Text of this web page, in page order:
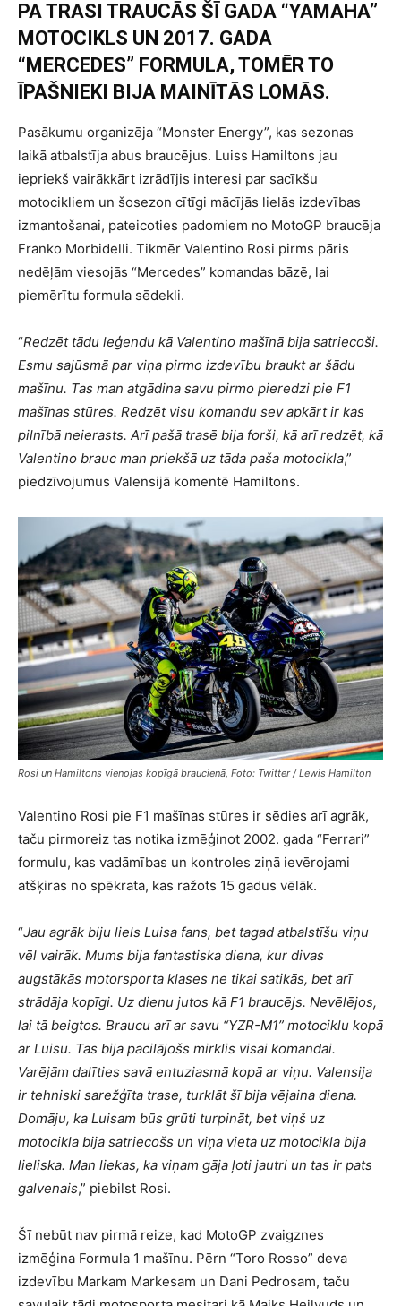
PA TRASI TRAUCĀS ŠĪ GADA “YAMAHA”
MOTOCIKLS UN 2017. GADA
“MERCEDES” FORMULA, TOMĒR TO
ĪPAŠNIEKI BIJA MAINĪTĀS LOMĀS.
Pasākumu organizēja “Monster Energy”, kas sezonas
laikā atbalstīja abus braucējus. Luiss Hamiltons jau
iepriekš vairākkārt izrādījis interesi par sacīkšu
motocikliem un šosezon cītīgi mācījās lielās izdevības
izmantošanai, pateicoties padomiem no MotoGP braucēja
Franko Morbidelli. Tikmēr Valentino Rosi pirms pāris
nedēļām viesojās “Mercedes” komandas bāzē, lai
piemērītu formula sēdekli.
“Redzēt tādu leģendu kā Valentino mašīnā bija satriecoši.
Esmu sajūsmā par viņa pirmo izdevību braukt ar šādu
mašīnu. Tas man atgādina savu pirmo pieredzi pie F1
mašīnas stūres. Redzēt visu komandu sev apkārt ir kas
pilnībā neierasts. Arī pašā trasē bija forši, kā arī redzēt, kā
Valentino brauc man priekšā uz tāda paša motocikla,”
piedzīvojumus Valensijā komentē Hamiltons.
Rosi un Hamiltons vienojas kopīgā braucienā, Foto: Twitter / Lewis Hamilton
Valentino Rosi pie F1 mašīnas stūres ir sēdies arī agrāk,
taču pirmoreiz tas notika izmēģinot 2002. gada “Ferrari”
formulu, kas vadāmības un kontroles ziņā ievērojami
atšķiras no spēkrata, kas ražots 15 gadus vēlāk.
“Jau agrāk biju liels Luisa fans, bet tagad atbalstīšu viņu
vēl vairāk. Mums bija fantastiska diena, kur divas
augstākās motorsporta klases ne tikai satikās, bet arī
strādāja kopīgi. Uz dienu jutos kā F1 braucējs. Nevēlējos,
lai tā beigtos. Braucu arī ar savu “YZR-M1” motociklu kopā
ar Luisu. Tas bija pacilājošs mirklis visai komandai.
Varējām dalīties savā entuziasmā kopā ar viņu. Valensija
ir tehniski sarežģīta trase, turklāt šī bija vējaina diena.
Domāju, ka Luisam būs grūti turpināt, bet viņš uz
motocikla bija satriecošs un viņa vieta uz motocikla bija
lieliska. Man liekas, ka viņam gāja ļoti jautri un tas ir pats
galvenais,” piebilst Rosi.
Šī nebūt nav pirmā reize, kad MotoGP zvaigznes
izmēģina Formula 1 mašīnu. Pērn “Toro Rosso” deva
izdevību Markam Markesam un Dani Pedrosam, taču